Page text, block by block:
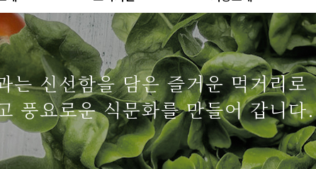
는 신선함을 담은 즐거운 먹거리로
풍요로운 식문화를 만들어 갑니다.